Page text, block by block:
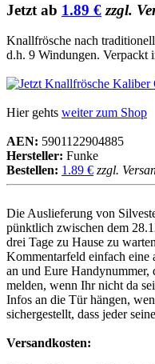
Jetzt ab 1.89 € zzgl.
Knallfrösche nach
d.h. 9 Windungen. Verpackt
Hier gehts weiter zum Shop
AEN: 5901122904885
Hersteller: Funke
Bestellen: 1.89 € zzgl.
Die Auslieferung von
pünktlich zwischen dem
drei Tage zu Hause zu
Kommentarfeld einfach eine
an und Eure Handynummer,
melden, wenn Ihr nicht da
Infos an die Tür hängen,
sichergestellt, dass jeder
Versandkosten: